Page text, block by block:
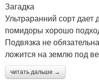
Загадка
Ультраранний сорт дает
помидоры хорошо
Подвязка не
ложится на землю под
читать дальше →